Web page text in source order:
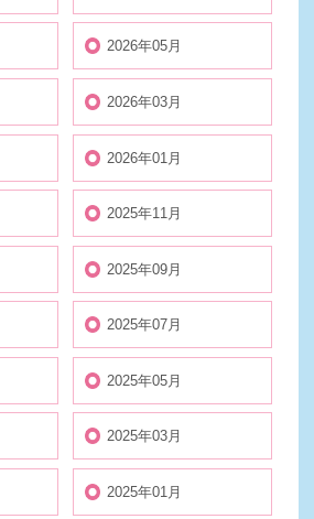
2026年05月
2026年03月
2026年01月
2025年11月
2025年09月
2025年07月
2025年05月
2025年03月
2025年01月